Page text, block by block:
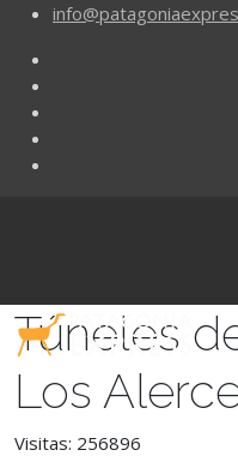
Túneles
Los
Visitas: 256896